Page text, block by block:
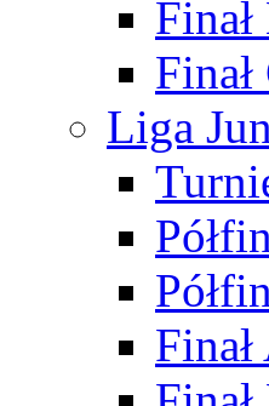
Finał
Finał
Liga
Finał